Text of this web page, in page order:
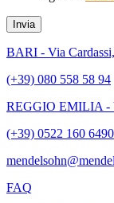
Invia
BARI - Via
(+39) 080 558 58 94
REGGIO EMILIA -
(+39) 0522 160 6490
FAQ